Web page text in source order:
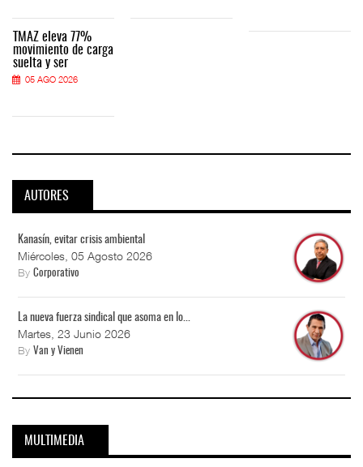
TMAZ eleva 77%
movimiento de carga
suelta y ser
05 AGO 2026
AUTORES
Kanasín, evitar crisis ambiental
Miércoles, 05 Agosto 2026
By Corporativo
La nueva fuerza sindical que asoma en lo...
Martes, 23 Junio 2026
By Van y Vienen
MULTIMEDIA